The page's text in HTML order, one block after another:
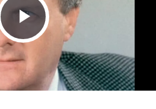
Play Video